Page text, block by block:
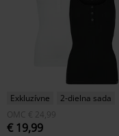
Exkluzívne
2-dielna sada
OMC € 24,99
€ 19,99